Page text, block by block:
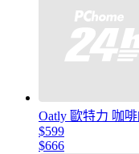
Oatly 歐特力 咖
$599
$666